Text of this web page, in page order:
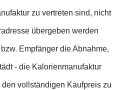
zu vertreten sind, nicht
übergeben werden
Empfänger die Abnahme,
- die Kalorienmanufaktur
vollständigen Kaufpreis zu